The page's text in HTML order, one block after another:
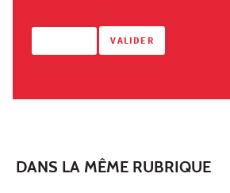
DANS LA MÊME RUBRIQUE